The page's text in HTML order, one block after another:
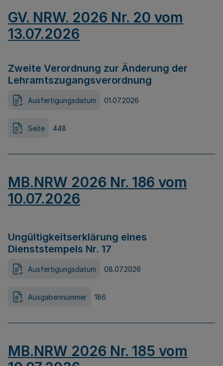
GV. NRW. 2026 Nr. 20 vom
13.07.2026
Zweite Verordnung zur Änderung der
Lehramtszugangsverordnung
Ausfertigungsdatum 01.07.2026
Seite 448
MB.NRW 2026 Nr. 186 vom
10.07.2026
Ungültigkeitserklärung eines
Dienststempels Nr. 17
Ausfertigungsdatum 08.07.2026
Ausgabennummer 186
MB.NRW 2026 Nr. 185 vom